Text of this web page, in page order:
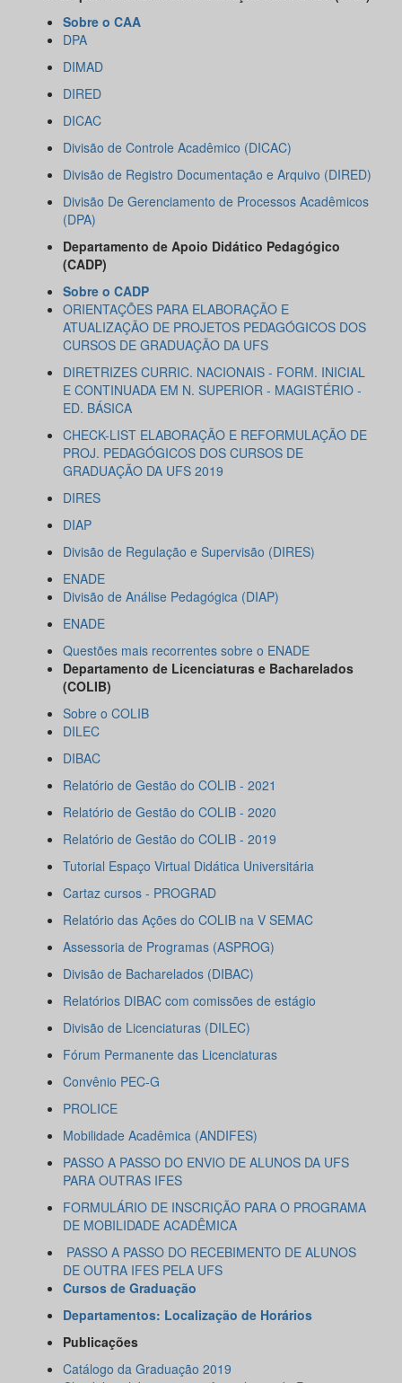
Sobre o CAA
DPA
DIMAD
DIRED
DICAC
Divisão de Controle Acadêmico (DICAC)
Divisão de Registro Documentação e Arquivo (DIRED)
Divisão De Gerenciamento de Processos Acadêmicos
(DPA)
Departamento de Apoio Didático Pedagógico
(CADP)
Sobre o CADP
ORIENTAÇÕES PARA ELABORAÇÃO E
ATUALIZAÇÃO DE PROJETOS PEDAGÓGICOS DOS
CURSOS DE GRADUAÇÃO DA UFS
DIRETRIZES CURRIC. NACIONAIS - FORM. INICIAL
E CONTINUADA EM N. SUPERIOR - MAGISTÉRIO -
ED. BÁSICA
CHECK-LIST ELABORAÇÃO E REFORMULAÇÃO DE
PROJ. PEDAGÓGICOS DOS CURSOS DE
GRADUAÇÃO DA UFS 2019
DIRES
DIAP
Divisão de Regulação e Supervisão (DIRES)
ENADE
Divisão de Análise Pedagógica (DIAP)
ENADE
Questões mais recorrentes sobre o ENADE
Departamento de Licenciaturas e Bacharelados
(COLIB)
Sobre o COLIB
DILEC
DIBAC
Relatório de Gestão do COLIB - 2021
Relatório de Gestão do COLIB - 2020
Relatório de Gestão do COLIB - 2019
Tutorial Espaço Virtual Didática Universitária
Cartaz cursos - PROGRAD
Relatório das Ações do COLIB na V SEMAC
Assessoria de Programas (ASPROG)
Divisão de Bacharelados (DIBAC)
Relatórios DIBAC com comissões de estágio
Divisão de Licenciaturas (DILEC)
Fórum Permanente das Licenciaturas
Convênio PEC-G
PROLICE
Mobilidade Acadêmica (ANDIFES)
PASSO A PASSO DO ENVIO DE ALUNOS DA UFS
PARA OUTRAS IFES
FORMULÁRIO DE INSCRIÇÃO PARA O PROGRAMA
DE MOBILIDADE ACADÊMICA
PASSO A PASSO DO RECEBIMENTO DE ALUNOS
DE OUTRA IFES PELA UFS
Cursos de Graduação
Departamentos: Localização de Horários
Publicações
Catálogo da Graduação 2019